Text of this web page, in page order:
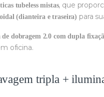
tubeless mistas, que
(dianteira e traseira) para
de dobragem 2.0 com dupla
oficina.
tripla +